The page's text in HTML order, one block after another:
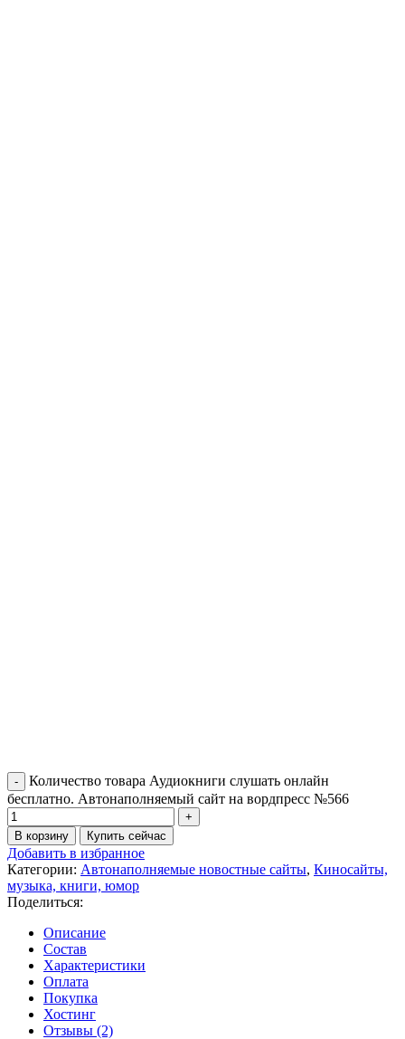
Количество товара Аудиокниги слушать онлайн
бесплатно. Автонаполняемый сайт на вордпресс №566
В корзину Купить сейчас
Добавить в избранное
Категории: Автонаполняемые новостные сайты, Киносайты,
музыка, книги, юмор
Поделиться:
Описание
Состав
Характеристики
Оплата
Покупка
Хостинг
Отзывы (2)